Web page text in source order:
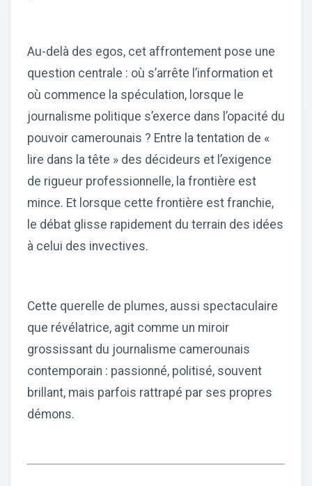
Au-delà des egos, cet affrontement pose une
question centrale : où s’arrête l’information et
où commence la spéculation, lorsque le
journalisme politique s’exerce dans l’opacité du
pouvoir camerounais ? Entre la tentation de «
lire dans la tête » des décideurs et l’exigence
de rigueur professionnelle, la frontière est
mince. Et lorsque cette frontière est franchie,
le débat glisse rapidement du terrain des idées
à celui des invectives.
Cette querelle de plumes, aussi spectaculaire
que révélatrice, agit comme un miroir
grossissant du journalisme camerounais
contemporain : passionné, politisé, souvent
brillant, mais parfois rattrapé par ses propres
démons.